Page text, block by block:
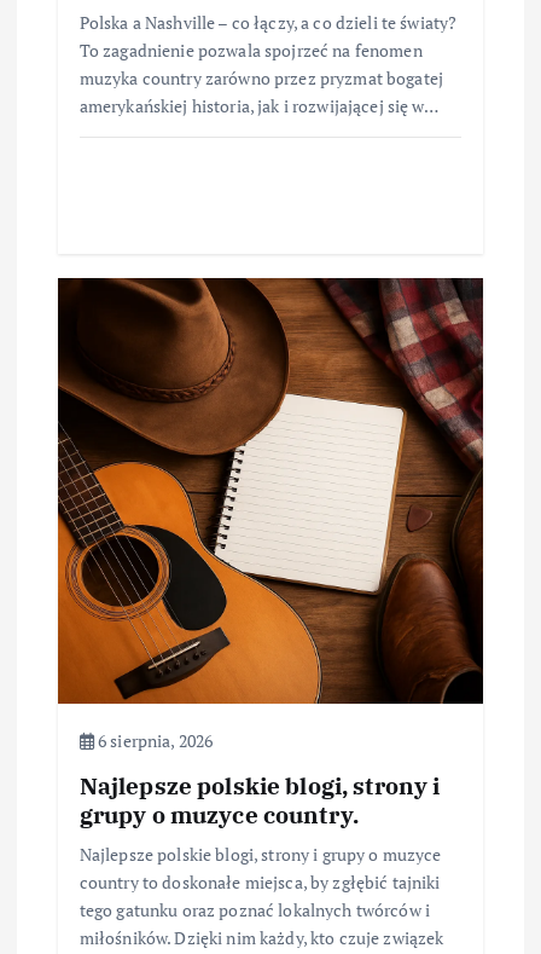
Polska a Nashville – co łączy, a co dzieli te światy?
To zagadnienie pozwala spojrzeć na fenomen
muzyka country zarówno przez pryzmat bogatej
amerykańskiej historia, jak i rozwijającej się w…
6 sierpnia, 2026
Najlepsze polskie blogi, strony i
grupy o muzyce country.
Najlepsze polskie blogi, strony i grupy o muzyce
country to doskonałe miejsca, by zgłębić tajniki
tego gatunku oraz poznać lokalnych twórców i
miłośników. Dzięki nim każdy, kto czuje związek